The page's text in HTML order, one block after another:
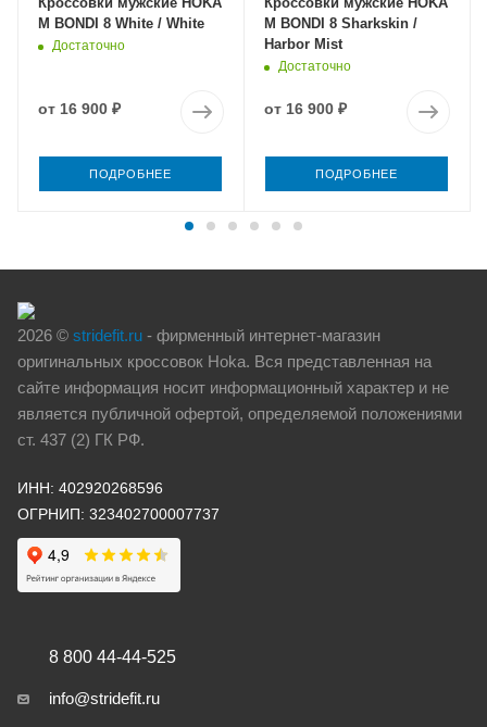
M BONDI 8 White / White
Достаточно
от 16 900 ₽
ПОДРОБНЕЕ
M BONDI 8 Sharkskin /
Harbor Mist
Достаточно
от 16 900 ₽
ПОДРОБНЕЕ
2026 © stridefit.ru - фирменный интернет-магазин
оригинальных кроссовок Hoka. Вся представленная на
сайте информация носит информационный характер и не
является публичной офертой, определяемой положениями
ст. 437 (2) ГК РФ.
ИНН: 402920268596
ОГРНИП: 323402700007737
8 800 44-44-525
info@stridefit.ru